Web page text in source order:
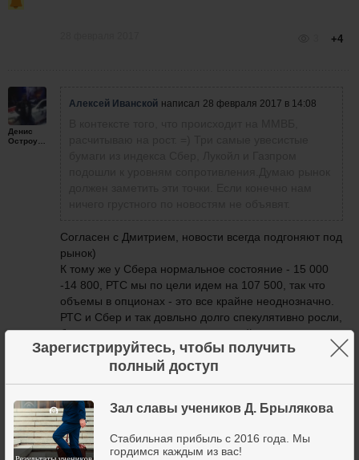
Зарегистрируйтесь, чтобы получить
полный доступ
Зал славы учеников Д. Брылякова
Стабильная прибыль с 2016 года. Мы
гордимся каждым из вас!
×
+4
Денис
Алексей Иванской написал 28 февраля 2017 в 14:08
Согласен с Дмитрием, новости всегда подгоняют под
рынок)
К тому же у Сбера нормальное состояние - 15 000
-14 800, РТС мы по цели идем на 107 500, так что
объемы в опционах - это все крайне неоднозначно.
РТС и Сбер и так довльно долго спекулятивно росли,
без всяких предпосылок, так что сейчас вполне
логично падать, хорошо падать, но опять же -
смотрим ТА)